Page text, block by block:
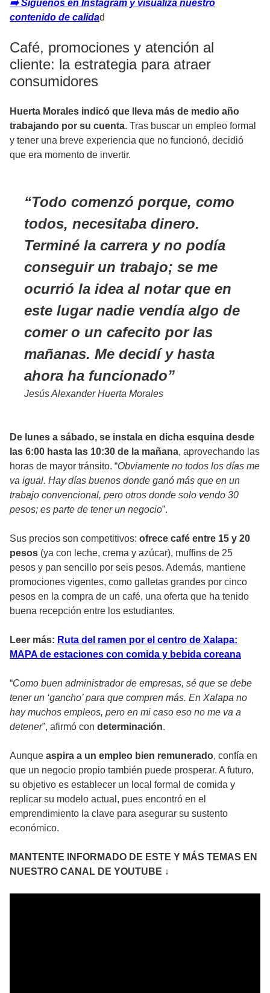
➡️ Síguenos en Instagram y visualiza nuestro
contenido de calidad
Café, promociones y atención al
cliente: la estrategia para atraer
consumidores
Huerta Morales indicó que lleva más de medio año
trabajando por su cuenta. Tras buscar un empleo formal
y tener una breve experiencia que no funcionó, decidió
que era momento de invertir.
Todo comenzó porque, como
todos, necesitaba dinero.
Terminé la carrera y no podía
conseguir un trabajo; se me
ocurrió la idea al notar que en
este lugar nadie vendía algo de
comer o un cafecito por las
mañanas. Me decidí y hasta
ahora ha funcionado
Jesús Alexander Huerta Morales
De lunes a sábado, se instala en dicha esquina desde
las 6:00 hasta las 10:30 de la mañana, aprovechando las
horas de mayor tránsito. “Obviamente no todos los días me
va igual. Hay días buenos donde ganó más que en un
trabajo convencional, pero otros donde solo vendo 30
pesos; es parte de tener un negocio”.
Sus precios son competitivos: ofrece café entre 15 y 20
pesos (ya con leche, crema y azúcar), muffins de 25
pesos y pan sencillo por seis pesos. Además, mantiene
promociones vigentes, como galletas grandes por cinco
pesos en la compra de un café, una oferta que ha tenido
buena recepción entre los estudiantes.
Leer más: Ruta del ramen por el centro de Xalapa:
MAPA de estaciones con comida y bebida coreana
“Como buen administrador de empresas, sé que se debe
tener un ‘gancho’ para que compren más. En Xalapa no
hay muchos empleos, pero en mi caso eso no me va a
detener”, afirmó con determinación.
Aunque aspira a un empleo bien remunerado, confía en
que un negocio propio también puede prosperar. A futuro,
su objetivo es establecer un local formal de comida y
replicar su modelo actual, pues encontró en el
emprendimiento la clave para asegurar su sustento
económico.
MANTENTE INFORMADO DE ESTE Y MÁS TEMAS EN
NUESTRO CANAL DE YOUTUBE ↓